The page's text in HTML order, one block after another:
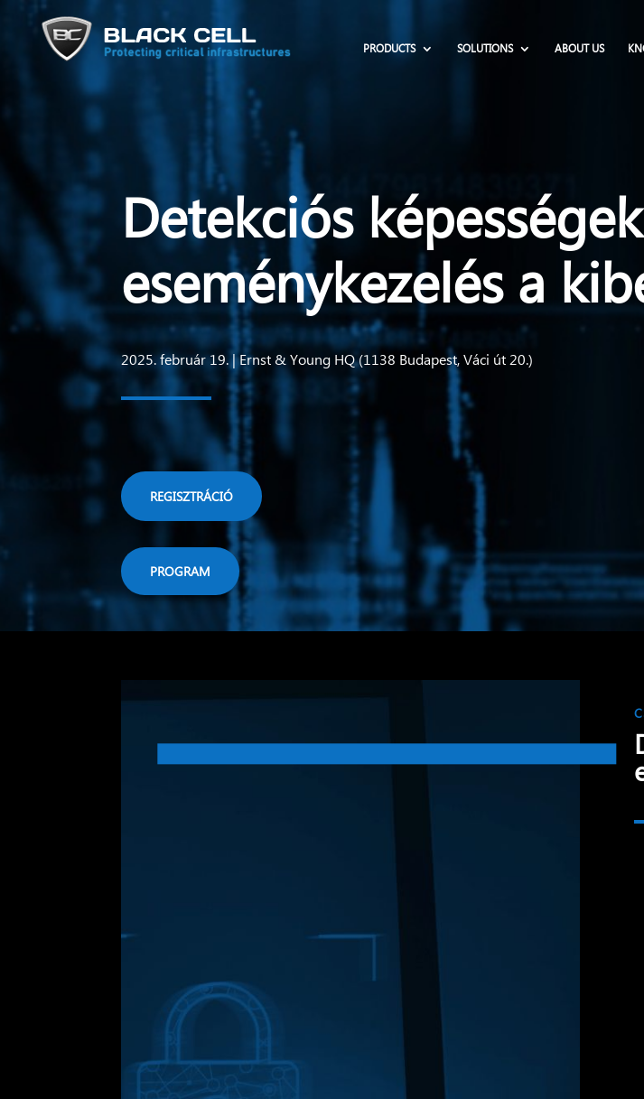
PRODUCTS SOLUTIONS ABOUT US
Detekciós
eseménykezelés a
2025. február 19. | Ernst & Young HQ (1138 Budapest, Váci út 20.)
REGISZTRÁCIÓ
PROGRAM